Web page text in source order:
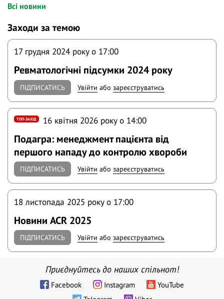
Всі новини
Заходи за темою
17 грудня 2024 року o 17:00
Ревматологічні підсумки 2024 року
ПІДПИСАТИСЬ Увійти абозареєструватись
ТОП-ЗАХІД 16 квітня 2026 року o 14:00
Подагра: менеджмент пацієнта від
першого нападу до контролю хвороби
ПІДПИСАТИСЬ Увійти абозареєструватись
18 листопада 2025 року o 17:00
Новини ACR 2025
ПІДПИСАТИСЬ Увійти абозареєструватись
Приєднуйтесь до наших спільнот!
Facebook Instagram
YouTube